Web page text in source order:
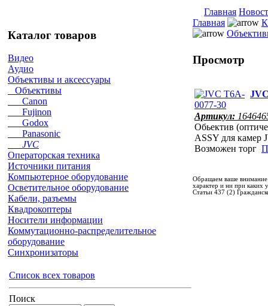
Главная
Каталог товаров
Видео
Аудио
Объективы и аксессуары
Объективы
Canon
Fujinon
Godox
Panasonic
JVC
Операторская техника
Источники питания
Компьютерное оборудование
Осветительное оборудование
Кабели, разъемы
Квадрокоптеры
Носители информации
Коммутационно-распределительное
оборудование
Синхронизаторы
Список всех товаров
Поиск
Главная
Просмотр
Артикул:
Обьектив
ASSY для камер
Возможен торг
Обращаем ваше
характер и ни при каких
Статьи 437 (2)